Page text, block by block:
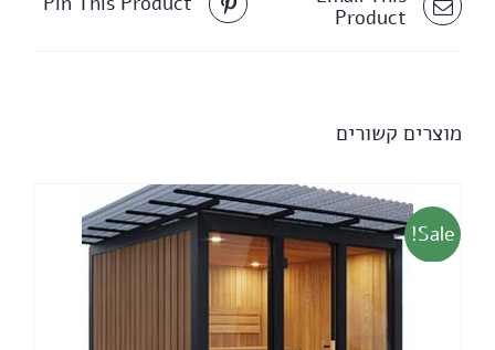
Product
מוצרים קשורים
Sale!